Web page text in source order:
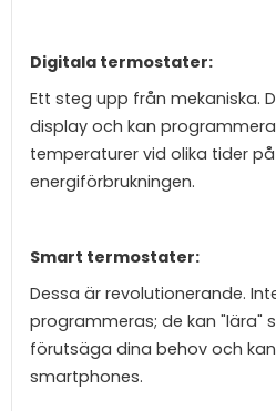
Digitala termostater:
Ett steg upp från mekaniska.
display och kan
temperaturer vid olika tider
energiförbrukningen.
Smart termostater:
Dessa är revolutionerande.
programmeras; de kan "lära"
förutsäga dina behov och
smartphones.